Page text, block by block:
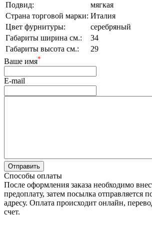
Подвид:
мягкая
Страна торговой марки: Италия
Цвет фурнитуры:
серебряный
Габариты ширина см.:
34
Габариты высота см.:
29
Ваше имя*
E-mail
Способы оплаты
После оформления заказа необходимо
предоплату, затем посылка отправляется
адресу. Оплата происходит онлайн,
счет.